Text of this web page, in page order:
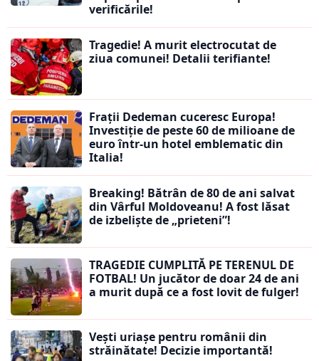
verificările!
Tragedie! A murit electrocutat de
ziua comunei! Detalii terifiante!
Frații Dedeman cuceresc Europa!
Investiție de peste 60 de milioane de
euro într-un hotel emblematic din
Italia!
Breaking! Bătrân de 80 de ani salvat
din Vârful Moldoveanu! A fost lăsat
de izbeliște de „prieteni”!
TRAGEDIE CUMPLITĂ PE TERENUL DE
FOTBAL! Un jucător de doar 24 de ani
a murit după ce a fost lovit de fulger!
Vești uriașe pentru românii din
străinătate! Decizie importantă!